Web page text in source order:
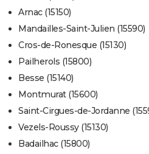
Arnac (15150)
Mandailles-Saint-Julien (15590)
Cros-de-Ronesque (15130)
Pailherols (15800)
Besse (15140)
Montmurat (15600)
Saint-Cirgues-de-Jordanne
Vezels-Roussy (15130)
Badailhac (15800)